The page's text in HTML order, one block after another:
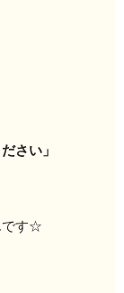
さい」
です☆